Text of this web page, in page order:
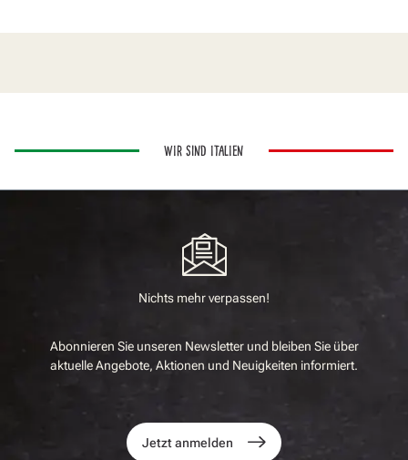
WIR SIND ITALIEN
Nichts mehr verpassen!
Abonnieren Sie unseren Newsletter und bleiben Sie über
aktuelle Angebote, Aktionen und Neuigkeiten informiert.
Jetzt anmelden